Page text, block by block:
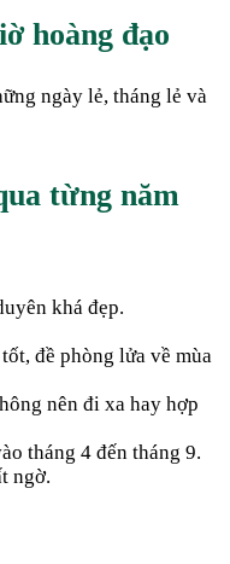
hoàng đạo
ngày lẻ, tháng lẻ và
từng năm
khá đẹp.
đề phòng lửa về mùa
nên đi xa hay hợp
tháng 4 đến tháng 9.
ngờ.